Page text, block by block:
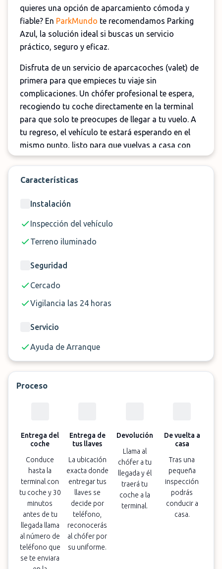
quieres una opción de aparcamiento cómoda y
fiable? En ParkMundo te recomendamos Parking
Azul, la solución ideal si buscas un servicio
práctico, seguro y eficaz.
Disfruta de un servicio de aparcacoches (valet) de
primera para que empieces tu viaje sin
complicaciones. Un chófer profesional te espera,
recogiendo tu coche directamente en la terminal
para que solo te preocupes de llegar a tu vuelo. A
tu regreso, el vehículo te estará esperando en el
mismo punto, listo para que vuelvas a casa con
total tranquilidad. El servicio está disponible en un
Características
Instalación
Inspección del vehículo
Terreno iluminado
Seguridad
Cercado
Vigilancia las 24 horas
Servicio
Ayuda de Arranque
Proceso
Entrega del
coche
Conduce
hasta la
terminal con
tu coche y 30
minutos
antes de tu
llegada llama
al número de
teléfono que
se te enviara
Entrega de
tus llaves
La ubicación
exacta donde
entregar tus
llaves se
decide por
teléfono,
reconocerás
al chófer por
su uniforme.
Devolución
Llama al
chófer a tu
llegada y él
traerá tu
coche a la
terminal.
De vuelta a
casa
Tras una
pequeña
inspección
podrás
conducir a
casa.